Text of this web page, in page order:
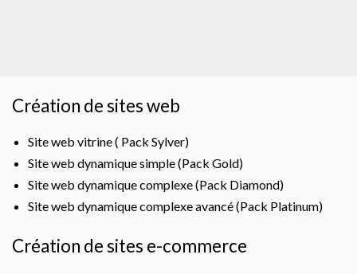
Création de sites web
Site web vitrine ( Pack Sylver)
Site web dynamique simple (Pack Gold)
Site web dynamique complexe (Pack Diamond)
Site web dynamique complexe avancé (Pack Platinum)
Création de sites e-commerce